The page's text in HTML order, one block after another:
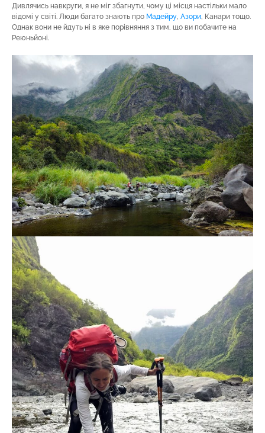
Дивлячись навкруги, я не міг збагнути, чому ці місця настільки мало
відомі у світі. Люди багато знають про Мадейру Азори , Канари тощо.
Однак вони не йдуть ні в яке порівняння з тим, що ви побачите на
Реюньйоні.